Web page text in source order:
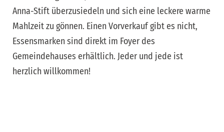
Anna-Stift überzusiedeln und sich eine leckere warme
Mahlzeit zu gönnen. Einen Vorverkauf gibt es nicht,
Essensmarken sind direkt im Foyer des
Gemeindehauses erhältlich. Jeder und jede ist
herzlich willkommen!